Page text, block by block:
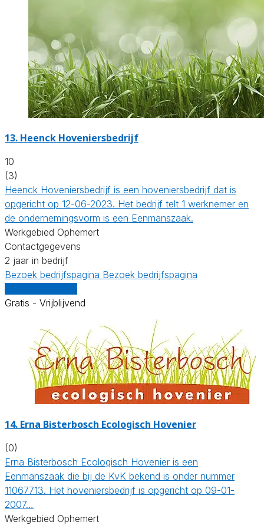
13. Heenck Hoveniersbedrijf
10
(3)
Heenck Hoveniersbedrijf is een hoveniersbedrijf dat is
opgericht op 12-06-2023. Het bedrijf telt 1 werknemer en
de ondernemingsvorm is een Eenmanszaak.
Werkgebied Ophemert
Contactgegevens
2 jaar in bedrijf
Bezoek bedrijfspagina Bezoek bedrijfspagina
Gratis - Vrijblijvend
14. Erna Bisterbosch Ecologisch Hovenier
(0)
Erna Bisterbosch Ecologisch Hovenier is een
Eenmanszaak die bij de KvK bekend is onder nummer
11067713. Het hoveniersbedrijf is opgericht op 09-01-
2007…
Werkgebied Ophemert